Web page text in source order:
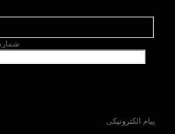
پیام الکترونیکی